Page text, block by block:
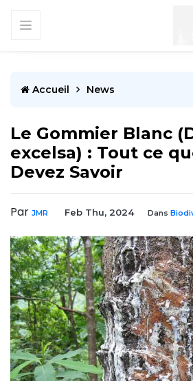
Accueil News
Le Gommier Blanc
excelsa) : Tout ce
Devez Savoir
Par JMR Feb Thu, 2024 Dans